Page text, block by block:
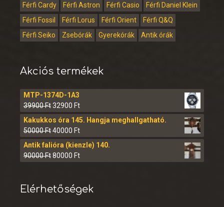
Férfi Cardy
Férfi Astron Férfi Casio
Férfi Daniel Klein
Férfi Fossil
Férfi Lorus Férfi Orient
Férfi Q&Q
Férfi Seiko
Zsebórák Gyerekórák Antik órák
Akciós termékek
MTP-1374D-1A3
39900Ft32900 Ft
Kakukkos óra 145. Hangja meghallgatható.
50000Ft40000 Ft
Antik falióra (kienzle) 140.
90000Ft80000 Ft
Elérhetőségek